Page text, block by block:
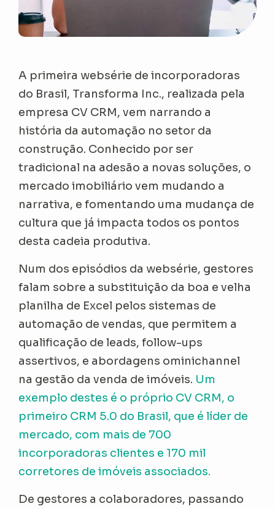
A primeira websérie de incorporadoras
do Brasil, Transforma Inc., realizada pela
empresa CV CRM, vem narrando a
história da automação no setor da
construção. Conhecido por ser
tradicional na adesão a novas soluções, o
mercado imobiliário vem mudando a
narrativa, e fomentando uma mudança de
cultura que já impacta todos os pontos
desta cadeia produtiva.
Num dos episódios da websérie, gestores
falam sobre a substituição da boa e velha
planilha de Excel pelos sistemas de
automação de vendas, que permitem a
qualificação de leads, follow-ups
assertivos, e abordagens ominichannel
na gestão da venda de imóveis. Um
exemplo destes é o próprio CV CRM, o
primeiro CRM 5.0 do Brasil, que é líder de
mercado, com mais de 700
incorporadoras clientes e 170 mil
corretores de imóveis associados.
De gestores a colaboradores, passando